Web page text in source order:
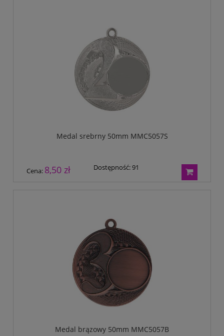
Medal srebrny 50mm MMC5057S
Cena: 8,50 zł Dostępność:91
Medal brązowy 50mm MMC5057B